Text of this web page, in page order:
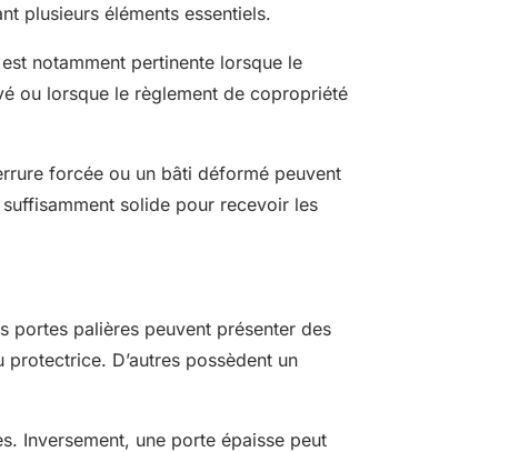
plusieurs éléments essentiels.
notamment pertinente lorsque le
ou lorsque le règlement de copropriété
forcée ou un bâti déformé peuvent
solide pour recevoir les
portes palières peuvent présenter des
D’autres possèdent un
Inversement, une porte épaisse peut